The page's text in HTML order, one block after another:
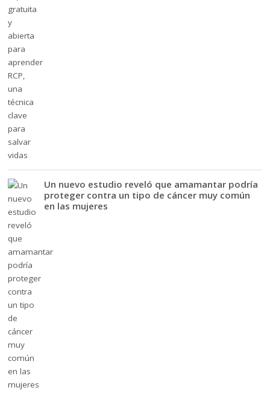
Un nuevo estudio reveló que amamantar podría
proteger contra un tipo de cáncer muy común
en las mujeres